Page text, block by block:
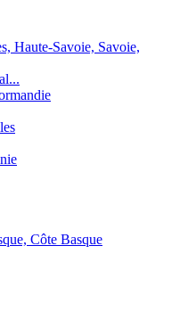
Haute-Savoie, Savoie,
Côte Basque